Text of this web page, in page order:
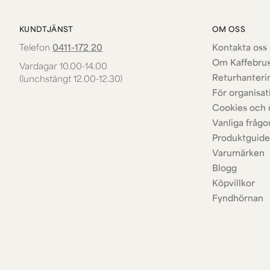
KUNDTJÄNST
Telefon 0411-172 20
Vardagar 10.00-14.00
(lunchstängt 12.00-12.30)
OM OSS
Kontakta oss
Om
För
Cookies och
Vanliga
Varumärken
Blogg
Köpvillkor
Fyndhörnan